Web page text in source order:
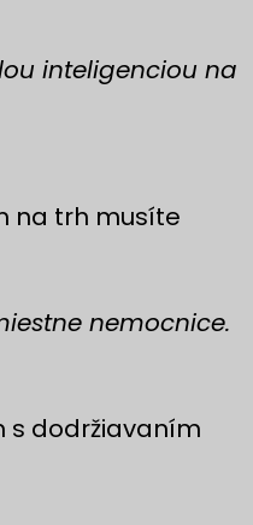
inteligenciou na
na trh musíte
nemocnice.
s dodržiavaním